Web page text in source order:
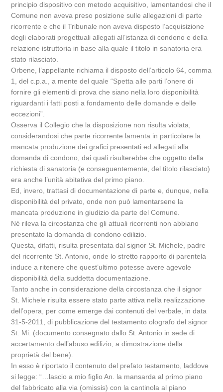
principio dispositivo con metodo acquisitivo, lamentandosi che il
Comune non aveva preso posizione sulle allegazioni di parte
ricorrente e che il Tribunale non aveva disposto l’acquisizione
degli elaborati progettuali allegati all’istanza di condono e della
relazione istruttoria in base alla quale il titolo in sanatoria era
stato rilasciato.
Orbene, l’appellante richiama il disposto dell’articolo 64, comma
1, del c.p.a., a mente del quale “Spetta alle parti l’onere di
fornire gli elementi di prova che siano nella loro disponibilità
riguardanti i fatti posti a fondamento delle domande e delle
eccezioni”.
Osserva il Collegio che la disposizione non risulta violata,
considerandosi che parte ricorrente lamenta in particolare la
mancata produzione dei grafici presentati ed allegati alla
domanda di condono, dai quali risulterebbe che oggetto della
richiesta di sanatoria (e conseguentemente, del titolo rilasciato)
era anche l’unità abitativa del primo piano.
Ed, invero, trattasi di documentazione di parte e, dunque, nella
disponibilità del privato, onde non può lamentarsene la
mancata produzione in giudizio da parte del Comune.
Né rileva la circostanza che gli attuali ricorrenti non abbiano
presentato la domanda di condono edilizio.
Questa, difatti, risulta presentata dal signor St. Michele, padre
del ricorrente St. Antonio, onde lo stretto rapporto di parentela
induce a ritenere che quest’ultimo potesse avere agevole
disponibilità della suddetta documentazione.
Tanto anche in considerazione della circostanza che il signor
St. Michele risulta essere stato parte attiva nella realizzazione
dell’opera, per come emerge dai contenuti del verbale, in data
31-5-2011, di pubblicazione del testamento olografo del signor
St. Mi. (documento consegnato dallo St. Antonio in sede di
accertamento dell’abuso edilizio, a dimostrazione della
proprietà del bene).
In esso è riportato il contenuto del prefato testamento, laddove
si legge: “…lascio a mio figlio An. la mansarda al primo piano
del fabbricato alla via (omissis) con la cantinola al piano